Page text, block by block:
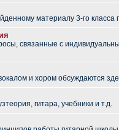
материалу 3-го класса
связанные с
и хором обсуждаются
гитара, учебники и т.д.